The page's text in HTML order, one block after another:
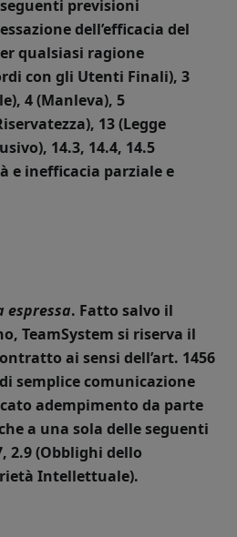
seguenti previsioni
dell’efficacia del
qualsiasi ragione
con gli Utenti Finali), 3
4 (Manleva), 5
13 (Legge
14.3, 14.4, 14.5
e inefficacia parziale e
espressa. Fatto salvo il
TeamSystem si riserva il
ai sensi dell’art. 1456
semplice comunicazione
adempimento da parte
a una sola delle seguenti
2.9 (Obblighi dello
Intellettuale).